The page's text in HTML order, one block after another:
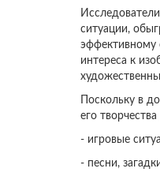
ситуации,
эффективному
интереса к
Поскольку в
его
- игровые
- песни,